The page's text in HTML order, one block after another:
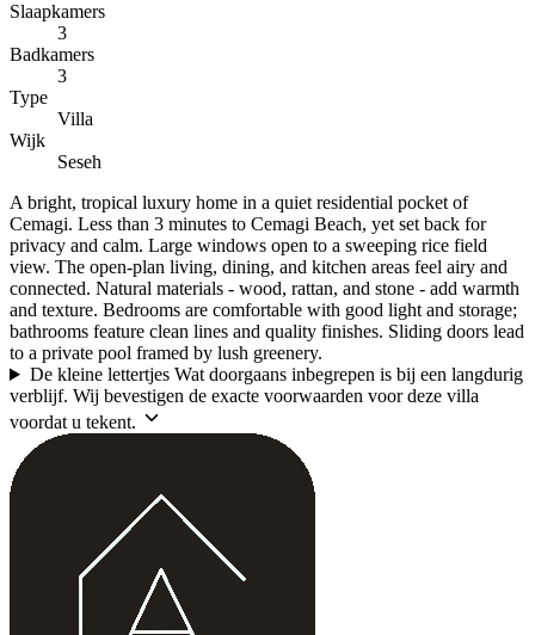
Slaapkamers
3
Badkamers
3
Type
Villa
Wijk
Seseh
A bright, tropical luxury home in a quiet residential pocket of
Cemagi. Less than 3 minutes to Cemagi Beach, yet set back for
privacy and calm. Large windows open to a sweeping rice field
view. The open-plan living, dining, and kitchen areas feel airy and
connected. Natural materials - wood, rattan, and stone - add warmth
and texture. Bedrooms are comfortable with good light and storage;
bathrooms feature clean lines and quality finishes. Sliding doors lead
to a private pool framed by lush greenery.
De kleine lettertjes Wat doorgaans inbegrepen is bij een langdurig
verblijf. Wij bevestigen de exacte voorwaarden voor deze villa
voordat u tekent.